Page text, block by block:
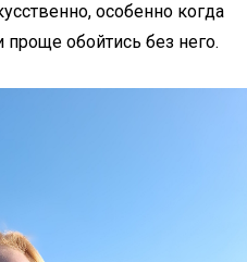
особенно когда
обойтись без него.